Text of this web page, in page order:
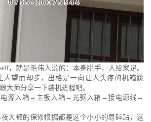
，就是毛伟人说的：本身脱手，人给家足。
人望而却步，出格是一向让人头疼的机箱跳
大师分享一下装机进程吧。
源入箱→主板入箱→光驱入箱→接电源线→
大都的保修根据都是这个小小的易碎贴，这